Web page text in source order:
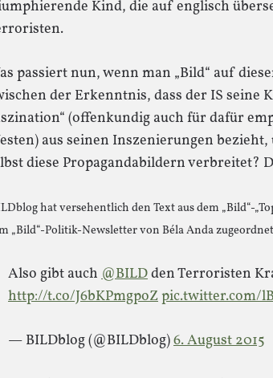
Kind, die auf englisch
passiert nun, wenn man „Bild“ auf
der Erkenntnis, dass der IS seine
(offenkundig auch für dafür
aus seinen Inszenierungen bezieht,
diese Propagandabildern verbreitet?
hat versehentlich den Text aus dem „Bild“-
„Bild“-Politik-Newsletter von Béla Anda
Also gibt auch @BILDden Terroristen
http://t.co/J6bKPmgpoZpic.twitter.com/
— BILDblog (@BILDblog)6. August 2015